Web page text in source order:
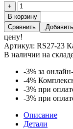
+
Количество
товара
RS27
Смеситель
для
кухни,
выс.пов.излив
210мм,
р/
ОД,
хром,
ROS,
RS27-
23
В корзину
Сравнить
цену!
Артикул: RS27-23
В наличии на
-3% за
-4%
-3% при
-3% при
Описание
Детали